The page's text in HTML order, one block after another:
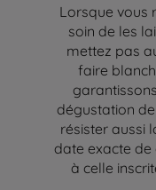
Lorsque vous
soin de les
mettez pas
faire
dégustation
résister aussi
date exacte
à celle